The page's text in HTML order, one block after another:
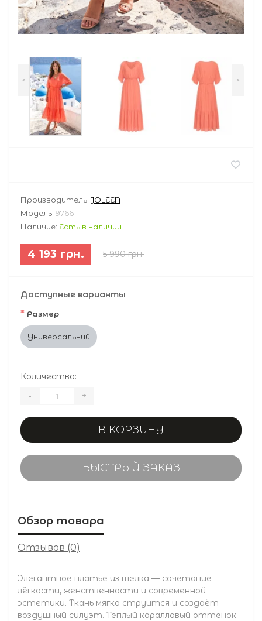
< >
Производитель: JOLEEN
Модель: 9766
Наличие: Есть в наличии
4 193 грн. 5 990 грн.
Доступные варианты
* Размер
Универсальний
Количество:
- +
В КОРЗИНУ
БЫСТРЫЙ ЗАКАЗ
Обзор товара
Отзывов (0)
Элегантное платье из шёлка — сочетание
лёгкости, женственности и современной
эстетики. Ткань мягко струится и создаёт
воздушный силуэт. Тёплый коралловый оттенок